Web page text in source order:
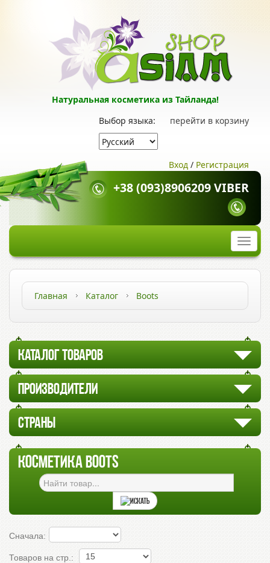
Натуральная косметика из Тайланда!
перейти в корзину
Выбор языка:
Вход / Регистрация
+38 (093)8906209 VIBER
Главная Каталог Boots
КАТАЛОГ ТОВАРОВ
ПРОИЗВОДИТЕЛИ
СТРАНЫ
КОСМЕТИКА BOOTS
Сначала:
Товаров на стр.: